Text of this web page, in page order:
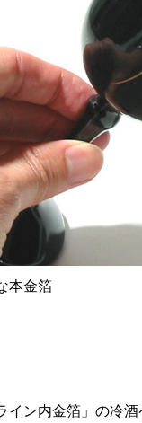
本金箔
イン内金箔」の冷酒